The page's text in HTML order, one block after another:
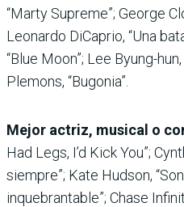
“Marty Supreme”; George
Leonardo DiCaprio, “Una
“Blue Moon”; Lee Byung-
Plemons, “Bugonia”.
Mejor actriz, musical o
Had Legs, I’d Kick You”;
siempre”; Kate Hudson,
inquebrantable”; Chase